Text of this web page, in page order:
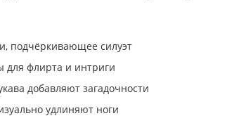
подчёркивающее силуэт
для флирта и интриги
добавляют загадочности
удлиняют ноги